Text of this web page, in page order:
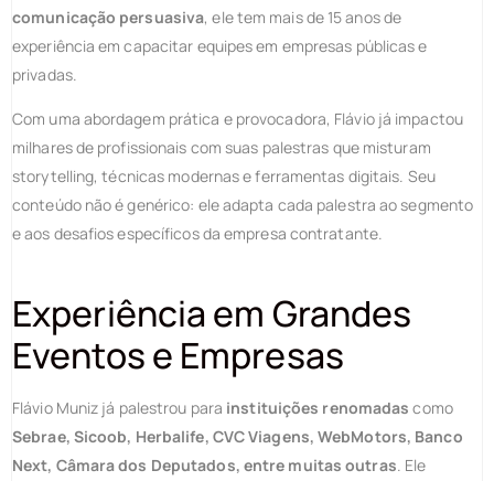
comunicação persuasiva, ele tem mais de 15 anos de
experiência em capacitar equipes em empresas públicas e
privadas.
Com uma abordagem prática e provocadora, Flávio já impactou
milhares de profissionais com suas palestras que misturam
storytelling, técnicas modernas e ferramentas digitais. Seu
conteúdo não é genérico: ele adapta cada palestra ao segmento
e aos desafios específicos da empresa contratante.
Experiência em Grandes
Eventos e Empresas
Flávio Muniz já palestrou para instituições renomadas como
Sebrae, Sicoob, Herbalife, CVC Viagens, WebMotors, Banco
Next, Câmara dos Deputados, entre muitas outras. Ele